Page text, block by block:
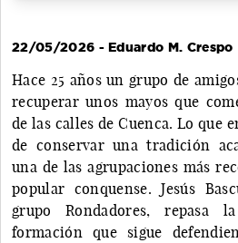
22/05/2026 - Eduardo M. Crespo
Hace 25 años un grupo de
recuperar unos mayos que
de las calles de Cuenca. Lo que
de conservar una tradición
una de las agrupaciones más
popular conquense. Jesús
grupo Rondadores, repasa
formación que sigue